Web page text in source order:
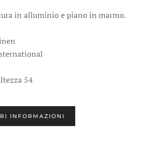
in alluminio e piano in marmo.
54
INFORMAZIONI